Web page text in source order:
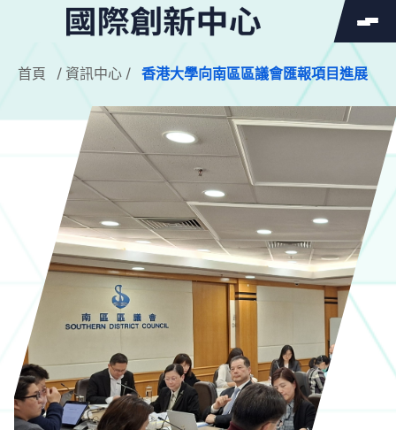
首頁 / 資訊中心 / 香港大學向南區區議會匯報項目進展